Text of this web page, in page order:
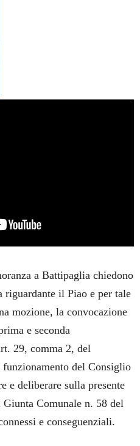
a Battipaglia chiedono
riguardante il Piao e per tale
mozione, la convocazione
e seconda
29, comma 2, del
del Consiglio
e deliberare sulla presente
Comunale n. 58 del
e conseguenziali.